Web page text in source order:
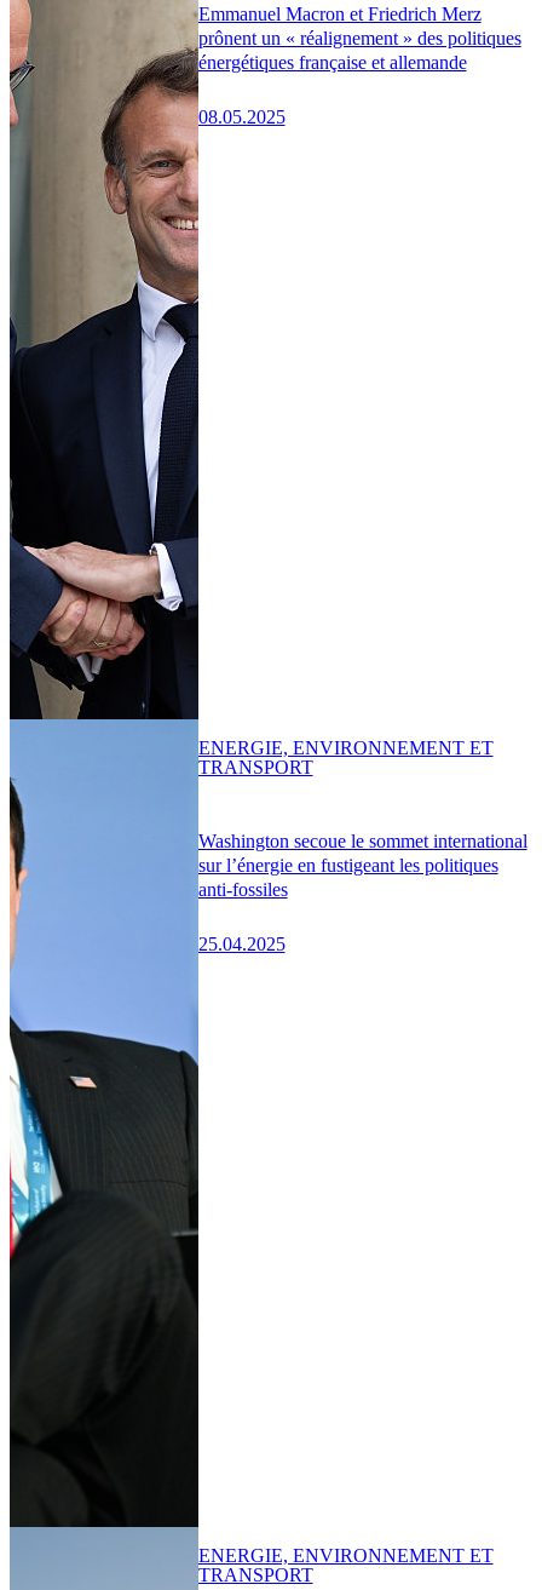
Emmanuel Macron et Friedrich Merz
prônent un « réalignement » des politiques
énergétiques française et allemande
08.05.2025
Washington secoue le sommet international
sur l’énergie en fustigeant les politiques
anti-fossiles
25.04.2025
ENERGIE, ENVIRONNEMENT ET
TRANSPORT
ENERGIE, ENVIRONNEMENT ET
TRANSPORT